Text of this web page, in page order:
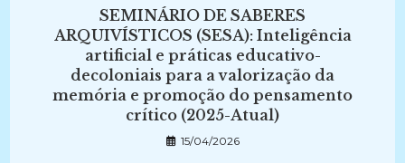
SEMINÁRIO DE SABERES
ARQUIVÍSTICOS (SESA): Inteligência
artificial e práticas educativo-
decoloniais para a valorização da
memória e promoção do pensamento
crítico (2025-Atual)
15/04/2026